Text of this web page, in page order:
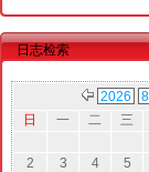
日志检索
日 一 二 三
2
3 4 5